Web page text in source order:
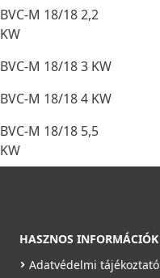
BVC-M 18/18 2,2
KW
BVC-M 18/18 3 KW
BVC-M 18/18 4 KW
BVC-M 18/18 5,5
KW
HASZNOS INFORMÁCIÓK
Adatvédelmi tájékoztató